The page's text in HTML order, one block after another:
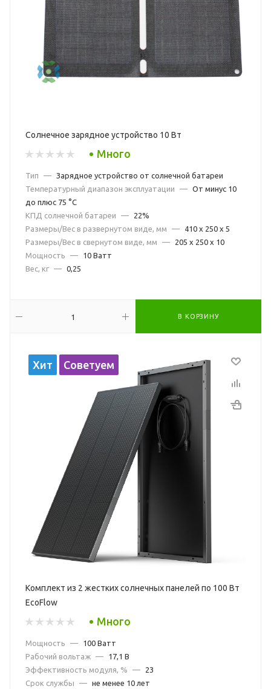
Солнечное зарядное устройство 10 Вт
Много
Тип — Зарядное устройство от солнечной батареи
Температурный диапазон эксплуатации
— От минус 10
до плюс 75 °С
КПД солнечной батареи
—
22%
Размеры/Вес в развернутом виде, мм
—
410 х 250 х 5
Размеры/Вес в свернутом виде, мм
—
205 х 250 х 10
Мощность
—
10 Ватт
Вес, кг — 0,25
В КОРЗИНУ
Хит Советуем
Комплект из 2 жестких солнечных панелей по 100 Вт
EcoFlow
Много
Мощность —
100 Ватт
Рабочий вольтаж —
17,1 В
Эффективность модуля, %
—
23
Срок службы
— не менее 10 лет